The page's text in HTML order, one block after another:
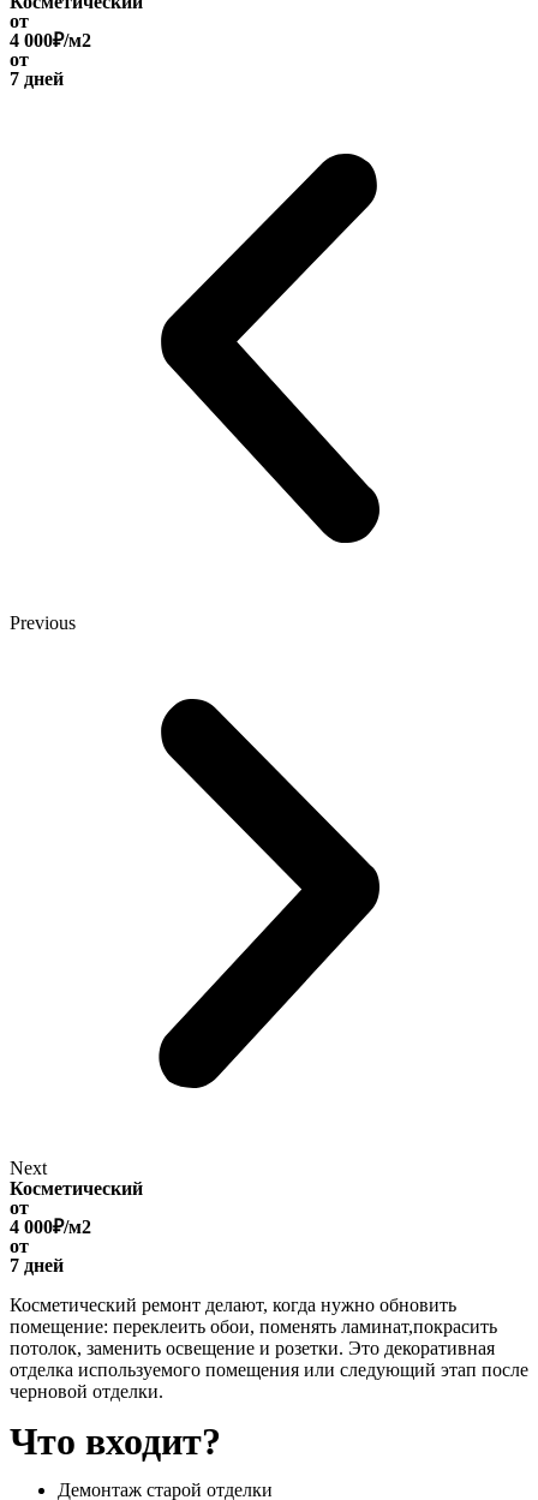
от
4 000₽/м2
от
7 дней
Previous
Next
Косметический
от
4 000₽/м2
от
7 дней
Косметический ремонт делают, когда нужно обновить
помещение: переклеить обои, поменять ламинат,покрасить
потолок, заменить освещение и розетки. Это декоративная
отделка используемого помещения или следующий этап после
черновой отделки.
Что входит?
Демонтаж старой отделки